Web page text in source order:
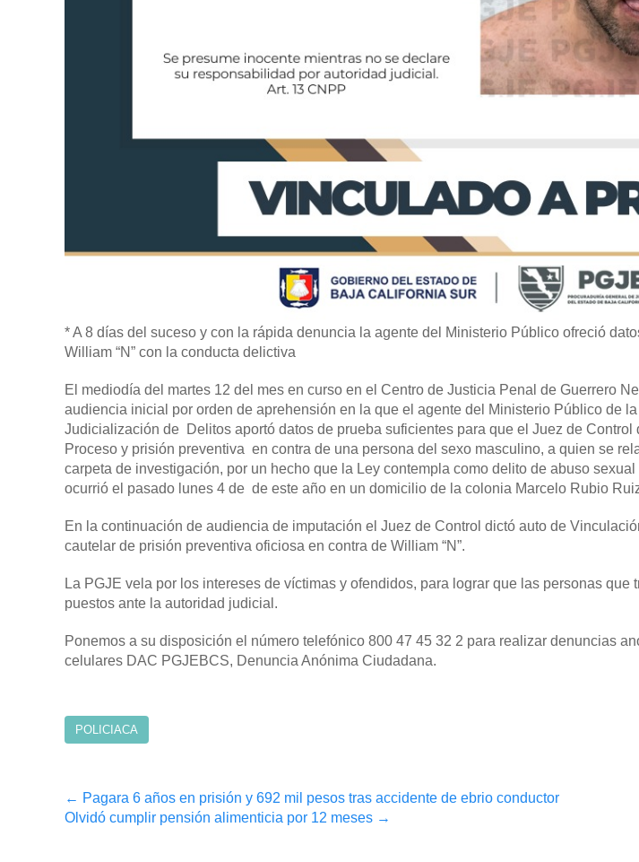
* A 8 días del suceso y con la rápida denuncia la agente del Ministerio Público ofreció
William “N” con la conducta delictiva
El mediodía del martes 12 del mes en curso en el Centro de Justicia Penal de Guerrero
audiencia inicial por orden de aprehensión en la que el agente del Ministerio Público de
Judicialización de Delitos aportó datos de prueba suficientes para que el Juez de Control
Proceso y prisión preventiva en contra de una persona del sexo masculino, a quien se
carpeta de investigación, por un hecho que la Ley contempla como delito de abuso
ocurrió el pasado lunes 4 de de este año en un domicilio de la colonia Marcelo Rubio
En la continuación de audiencia de imputación el Juez de Control dictó auto de
cautelar de prisión preventiva oficiosa en contra de William “N”.
La PGJE vela por los intereses de víctimas y ofendidos, para lograr que las personas que
puestos ante la autoridad judicial.
Ponemos a su disposición el número telefónico 800 47 45 32 2 para realizar denuncias
celulares DAC PGJEBCS, Denuncia Anónima Ciudadana.
POLICIACA
Post
navigation
← Pagara 6 años en prisión y 692 mil pesos tras accidente de ebrio conductor
Olvidó cumplir pensión alimenticia por 12 meses →